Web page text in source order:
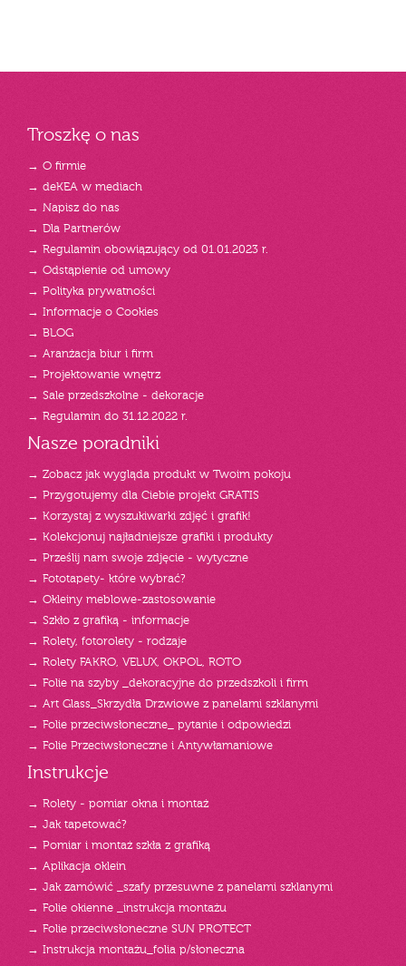
Troszkę o nas
→ O firmie
→ deKEA w mediach
→ Napisz do nas
→ Dla Partnerów
→ Regulamin obowiązujący od 01.01.2023 r.
→ Odstąpienie od umowy
→ Polityka prywatności
→ Informacje o Cookies
→ BLOG
→ Aranżacja biur i firm
→ Projektowanie wnętrz
→ Sale przedszkolne - dekoracje
→ Regulamin do 31.12.2022 r.
Nasze poradniki
→ Zobacz jak wygląda produkt w Twoim pokoju
→ Przygotujemy dla Ciebie projekt GRATIS
→ Korzystaj z wyszukiwarki zdjęć i grafik!
→ Kolekcjonuj najładniejsze grafiki i produkty
→ Prześlij nam swoje zdjęcie - wytyczne
→ Fototapety- które wybrać?
→ Okleiny meblowe-zastosowanie
→ Szkło z grafiką - informacje
→ Rolety, fotorolety - rodzaje
→ Rolety FAKRO, VELUX, OKPOL, ROTO
→ Folie na szyby _dekoracyjne do przedszkoli i firm
→ Art Glass_Skrzydła Drzwiowe z panelami szklanymi
→ Folie przeciwsłoneczne_ pytanie i odpowiedzi
→ Folie Przeciwsłoneczne i Antywłamaniowe
Instrukcje
→ Rolety - pomiar okna i montaż
→ Jak tapetować?
→ Pomiar i montaż szkła z grafiką
→ Aplikacja oklein
→ Jak zamówić _szafy przesuwne z panelami szklanymi
→ Folie okienne _instrukcja montażu
→ Folie przeciwsłoneczne SUN PROTECT
→ Instrukcja montażu_folia p/słoneczna